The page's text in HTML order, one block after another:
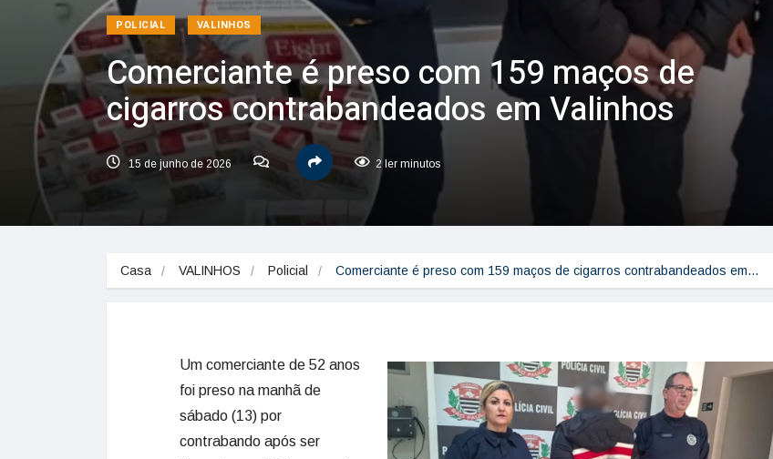
POLICIAL VALINHOS
Comerciante é preso com 159 maços de
cigarros contrabandeados em Valinhos
15 de junho de 2026 2 ler minutos
Casa VALINHOS Policial Comerciante é preso com 159 maços de cigarros contrabandeados em…
Um comerciante de 52 anos
foi preso na manhã de
sábado (13) por
contrabando após ser